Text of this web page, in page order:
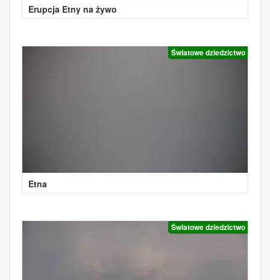
Erupcja Etny na żywo
Światowe dziedzictwo
Etna
Światowe dziedzictwo